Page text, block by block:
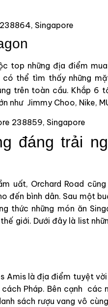
Singapore
top những địa điểm
có thể tìm thấy những
trên toàn cầu. Khắp 6
như Jimmy Choo, Nike,
238859, Singapore
đáng trải
uất, Orchard Road
đến bình dân. Sau một
thức những món ăn
giới. Dưới đây là list
Amis là địa điểm tuyệt
Pháp. Bên cạnh các
sách rượu vang vô